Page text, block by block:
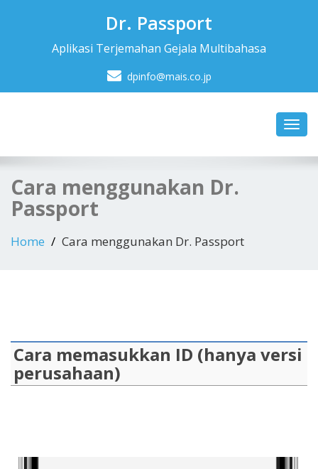
Dr. Passport
Aplikasi Terjemahan Gejala Multibahasa
dpinfo@mais.co.jp
Cara menggunakan Dr.
Passport
Home Cara menggunakan Dr. Passport
Cara memasukkan ID (hanya versi
perusahaan)